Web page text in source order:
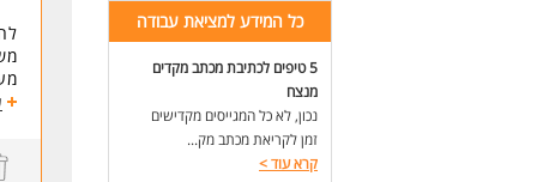
כל המידע למציאת עבודה
5 טיפים לכתיבת מכתב מקדים
מנצח
נכון, לא כל המגייסים מקדישים
זמן לקריאת מכתב מק...
קרא עוד>